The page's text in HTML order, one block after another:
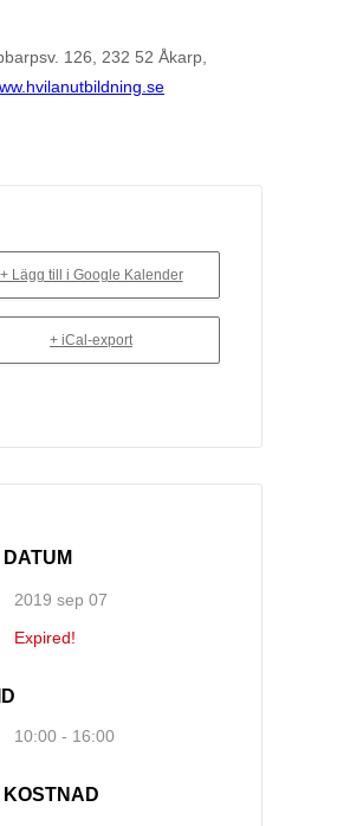
126, 232 52 Åkarp,
+ Lägg till i Google Kalender
+ iCal-export
DATUM
2019 sep 07
Expired!
10:00 - 16:00
KOSTNAD